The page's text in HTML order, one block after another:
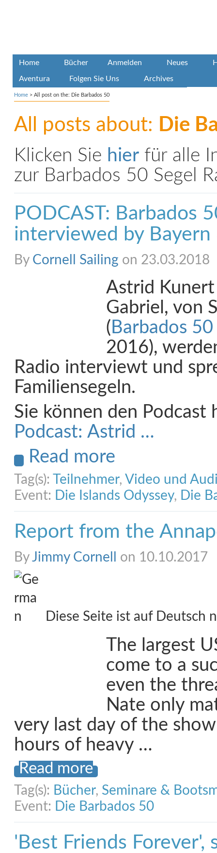
Home Bücher Anmelden Neues
Aventura Folgen Sie Uns Archives
Home > All post on the: Die Barbados 50
All posts about: Die
Klicken Sie hier für alle
zur Barbados 50 Segel
PODCAST: Barbados
interviewed by Bayern
By Cornell Sailing on 23.03.2018
Astrid
Gabriel, von
( Barbados
2016),
Radio interviewt und
Familiensegeln.
Sie können den Podcast
Podcast: Astrid …
Read more
Tag(s): Teilnehmer, Video und
Event: Die Islands Odyssey, Die
Report from the
ByJimmy Cornell on 10.10.2017
Diese Seite ist auf Deutsch
The largest
come to a
even the
Nate only
very last day of the
hours of heavy …
Read more
Tag(s): Bücher, Seminare &
Event: Die Barbados 50
'Best Friends Forever',